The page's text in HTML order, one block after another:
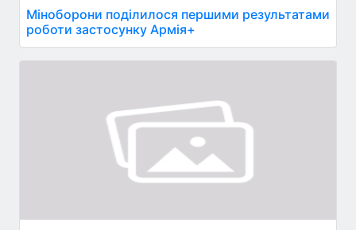
Міноборони поділилося першими результатами
роботи застосунку Армія+